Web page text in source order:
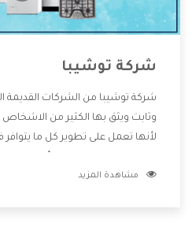
شركة توشيبا
شركة توشيبا من الشركات القديمة
وثابت ويثق بها الكثير من
لأنها تعمل على تطوير كل ما
وتقدم للعملاء أقوى العروض
مشاهدة المزيد